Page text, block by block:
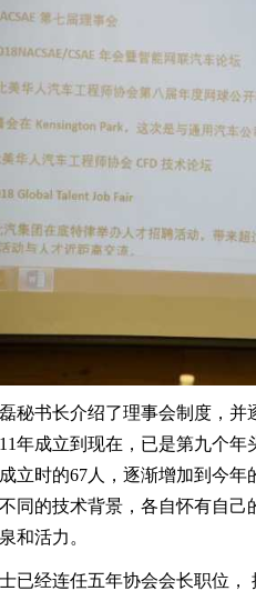
秘书长介绍了理事会制度，
年成立到现在，已是第九个
立时的67人，逐渐增加到今
同的技术背景，各自怀有自
和活力。
已经连任五年协会会长职位